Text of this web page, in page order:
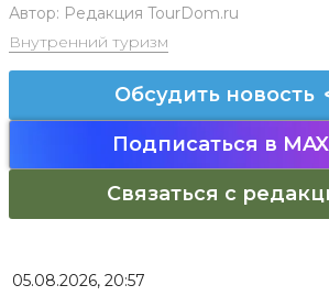
Автор: Редакция TourDom.ru
Внутренний туризм
Обсудить новость
Подписаться в MAX
Связаться с
05.08.2026, 20:57